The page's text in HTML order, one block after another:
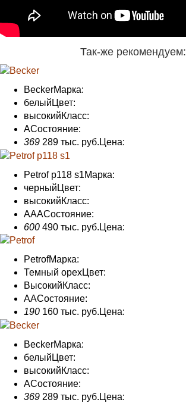
Так-же рекомендуем:
BeckerМарка:
белый Цвет:
высокийКласс:
АСостояние:
369 289 тыс. руб. Цена:
Petrof p118 s1Марка:
черный Цвет:
высокийКласс:
AAAСостояние:
600 490 тыс. руб. Цена:
PetrofМарка:
Темный орехЦвет:
ВысокийКласс:
AAСостояние:
190 160 тыс. руб.Цена:
BeckerМарка:
белый Цвет:
высокийКласс:
АСостояние:
369 289 тыс. руб. Цена: